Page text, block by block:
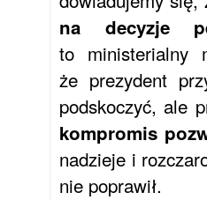
na decyzje
to ministerialny
że prezydent
podskoczyć, ale
kompromis
nadzieje i
nie poprawił.